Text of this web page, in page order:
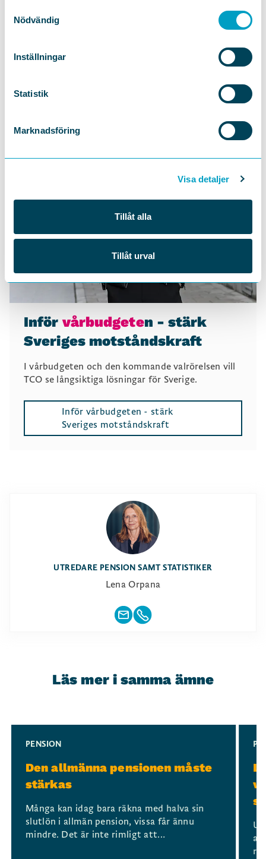
Nödvändig
Inställningar
Statistik
Marknadsföring
Visa detaljer
Tillåt alla
Tillåt urval
Införvårbudgeten - stärk
Sveriges motståndskraft
I vårbudgeten och den kommande valrörelsen vill
TCO se långsiktiga lösningar för Sverige.
Inför vårbudgeten - stärk
Sveriges motståndskraft
UTREDARE PENSION SAMT STATISTIKER
Lena Orpana
Läs mer i samma ämne
PENSION
Den allmänna pensionen måste
stärkas
Många kan idag bara räkna med halva sin
slutlön i allmän pension, vissa får ännu
mindre. Det är inte rimligt att...